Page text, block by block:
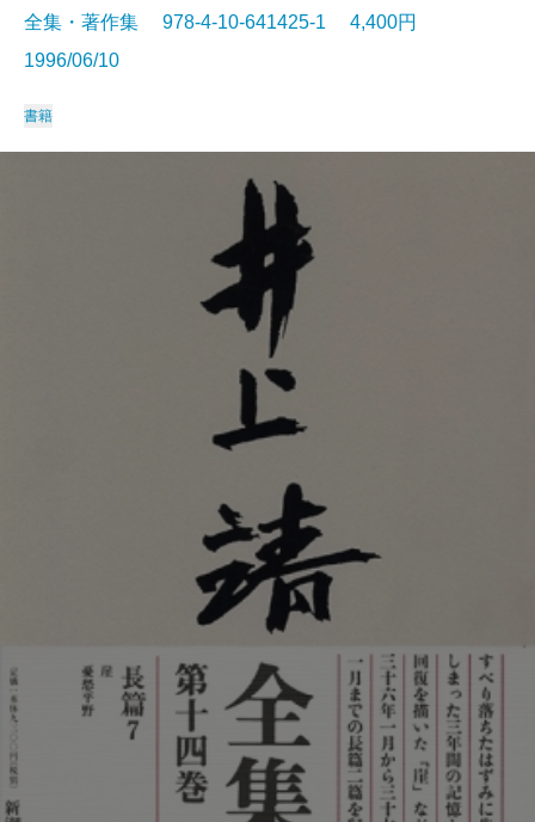
全集・著作集 978-4-10-641425-1 4,400円
1996/06/10
書籍